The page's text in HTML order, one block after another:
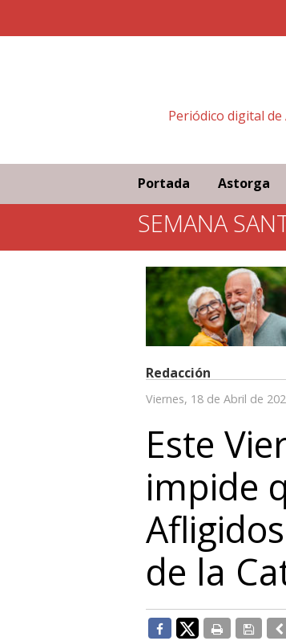
Periódico digital
Portada Astorga
SEMANA
Redacción
Viernes, 18 de Abril de
Este
impide
de la